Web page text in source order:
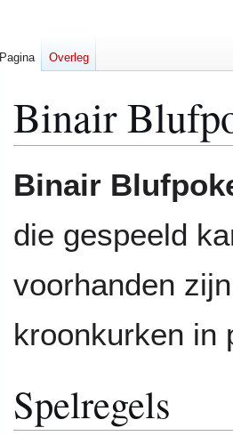
Binair
navigatie
zoeken
Binair
die gespeeld
voorhanden
kroonkurken in
Spelregels
Pagina Overleg